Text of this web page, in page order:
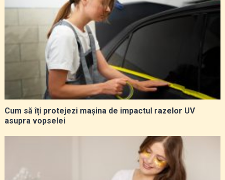
Cum să îți protejezi mașina de impactul razelor UV
asupra vopselei